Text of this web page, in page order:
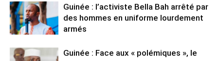
Guinée : l’activiste Bella Bah arrêté par
des hommes en uniforme lourdement
armés
Guinée : Face aux « polémiques », le